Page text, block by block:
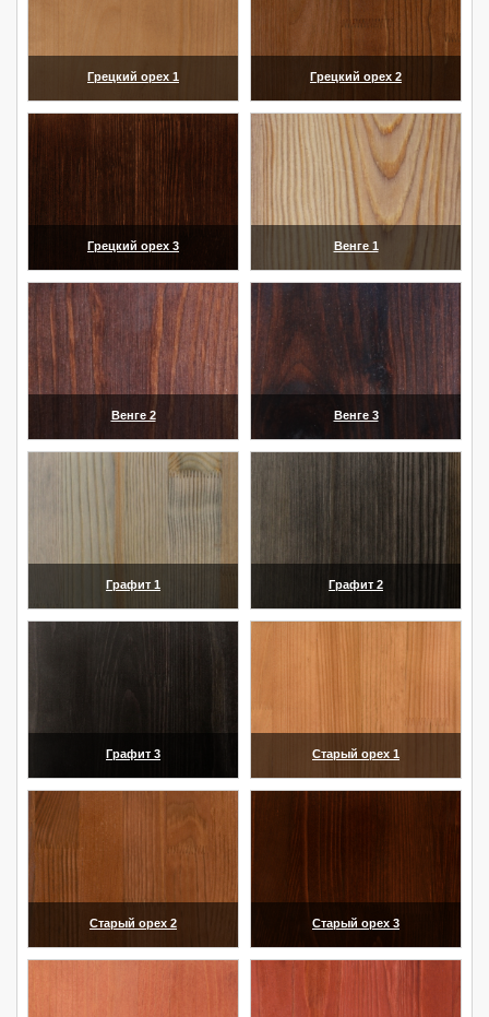
Грецкий орех 1
(увеличить)
Грецкий орех 2
(увеличить)
Грецкий орех 3
(увеличить)
Венге 1
(увеличить)
Венге 2
(увеличить)
Венге 3
(увеличить)
Графит 1
(увеличить)
Графит 2
(увеличить)
Графит 3
(увеличить)
Старый орех 1
(увеличить)
Старый орех 2
(увеличить)
Старый орех 3
(увеличить)